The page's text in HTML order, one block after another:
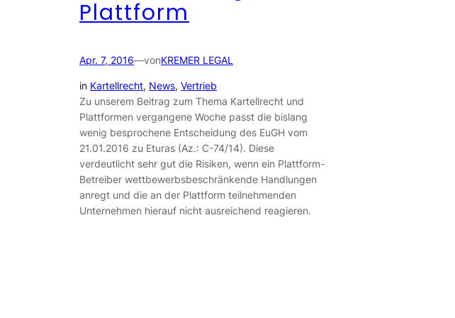
Plattform
Apr. 7, 2016—vonKREMER LEGAL
in Kartellrecht, News, Vertrieb
Zu unserem Beitrag zum Thema Kartellrecht und
Plattformen vergangene Woche passt die bislang
wenig besprochene Entscheidung des EuGH vom
21.01.2016 zu Eturas (Az.: C-74/14). Diese
verdeutlicht sehr gut die Risiken, wenn ein Plattform-
Betreiber wettbewerbsbeschränkende Handlungen
anregt und die an der Plattform teilnehmenden
Unternehmen hierauf nicht ausreichend reagieren.